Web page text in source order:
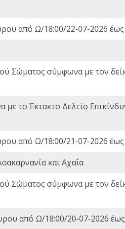
από Ω/18:00/22-07-2026
Σώματος σύμφωνα με τον
το Έκτακτο Δελτίο
από Ω/18:00/21-07-2026
και Αχαΐα
Σώματος σύμφωνα με τον
από Ω/18:00/20-07-2026